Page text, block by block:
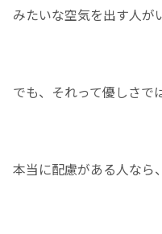
みたいな空気を出す人が
でも、それって優しさで
本当に配慮がある人なら